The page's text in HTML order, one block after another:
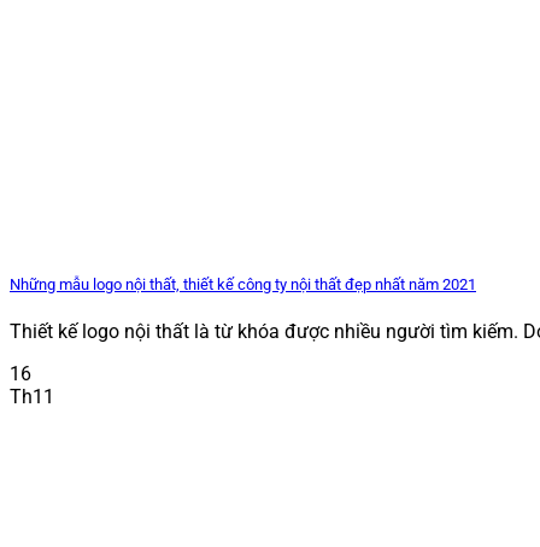
Những mẫu logo nội thất, thiết kế công ty nội thất đẹp nhất năm 2021
Thiết kế logo nội thất là từ khóa được nhiều người tìm kiếm.
16
Th11